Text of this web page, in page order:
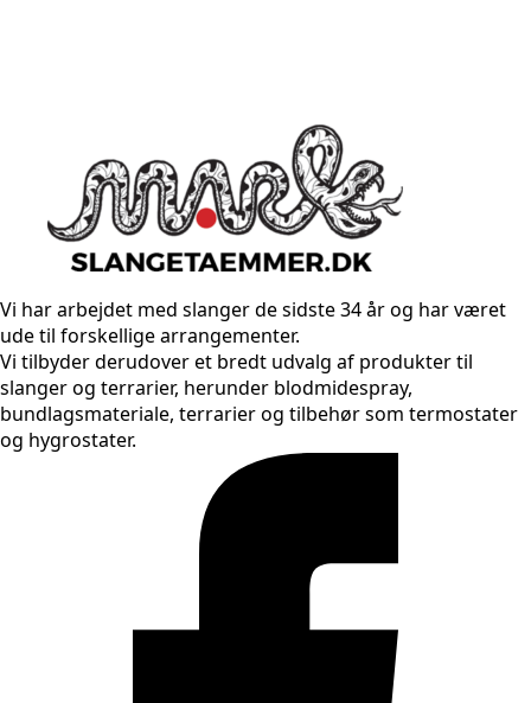
Vi har arbejdet med slanger de sidste 34 år og har været
ude til forskellige arrangementer.
Vi tilbyder derudover et bredt udvalg af produkter til
slanger og terrarier, herunder blodmidespray,
bundlagsmateriale, terrarier og tilbehør som termostater
og hygrostater.